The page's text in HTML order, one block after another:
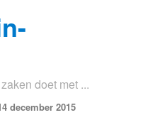
doet met ...
december 2015